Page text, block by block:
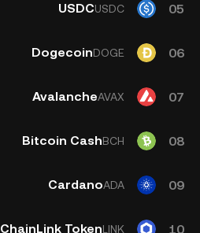
05
USDCUSDC
06
DogecoinDOGE
07
AvalancheAVAX
08
Bitcoin CashBCH
09
CardanoADA
10
ChainLink TokenLINK